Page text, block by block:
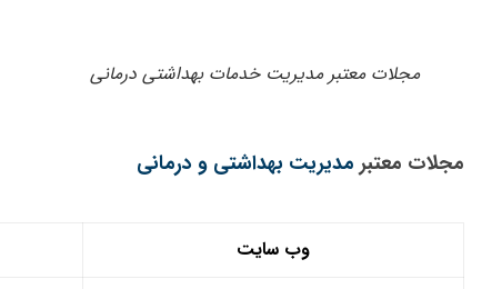
مجلات معتبر مدیریت خدمات بهداشتی درمانی
مجلات معتبر مدیریت بهداشتی و درمانی
وب سایت